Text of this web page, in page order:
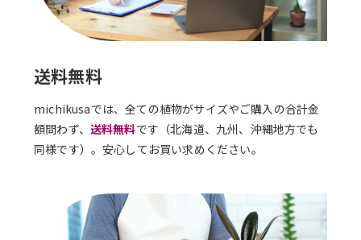
送料無料
michikusaでは、全ての植物がサイズやご購入の合計金
額問わず、 送料無料です（北海道、九州、沖縄地方でも
同様です）。安心してお買い求めください。